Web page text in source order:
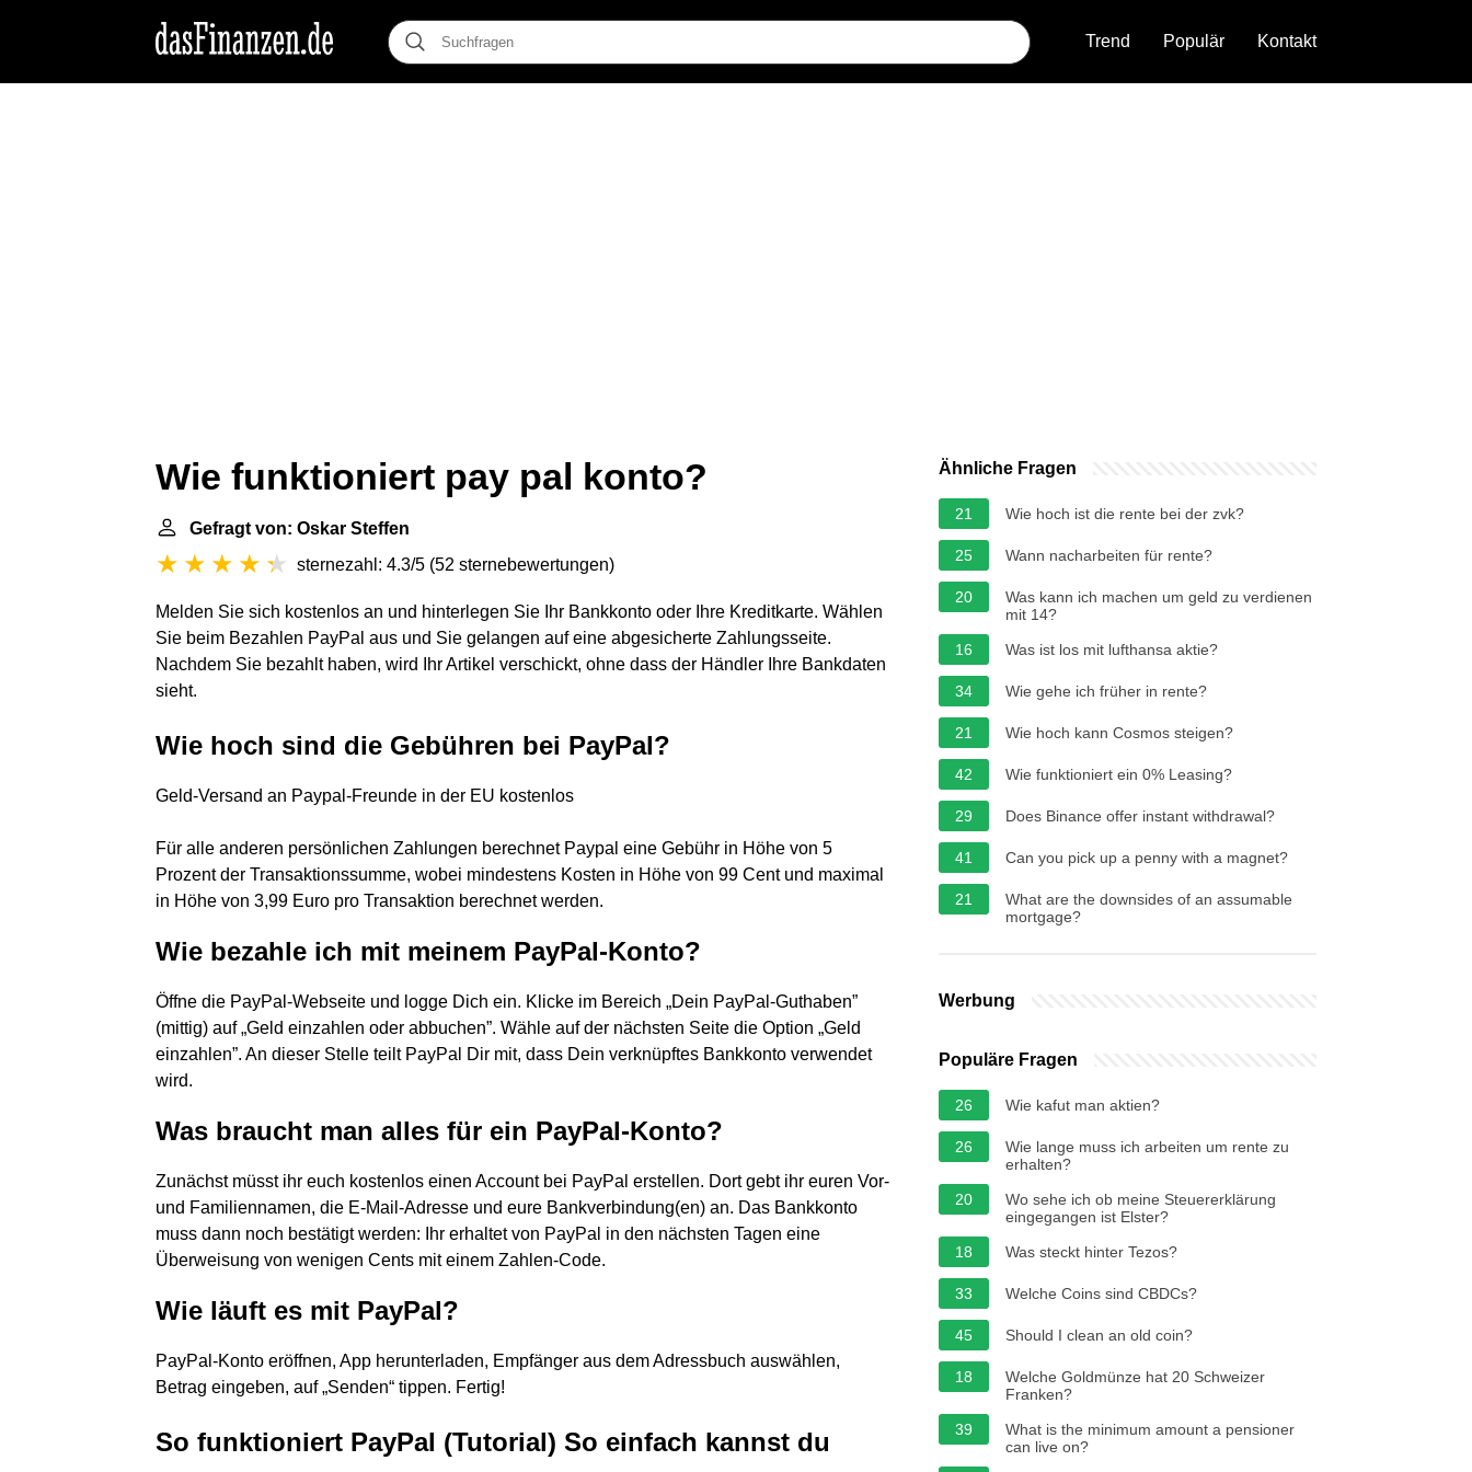
Trend Populär Kontakt
Wie funktioniert pay pal konto?
Gefragt von: Oskar Steffen
sternezahl: 4.3/5 (52 sternebewertungen)
Melden Sie sich kostenlos an und hinterlegen Sie Ihr Bankkonto oder Ihre Kreditkarte. Wählen
Sie beim Bezahlen PayPal aus und Sie gelangen auf eine abgesicherte Zahlungsseite.
Nachdem Sie bezahlt haben, wird Ihr Artikel verschickt, ohne dass der Händler Ihre Bankdaten
sieht.
Wie hoch sind die Gebühren bei PayPal?
Geld-Versand an Paypal-Freunde in der EU kostenlos
Für alle anderen persönlichen Zahlungen berechnet Paypal eine Gebühr in Höhe von 5
Prozent der Transaktionssumme, wobei mindestens Kosten in Höhe von 99 Cent und maximal
in Höhe von 3,99 Euro pro Transaktion berechnet werden.
Wie bezahle ich mit meinem PayPal-Konto?
Öffne die PayPal-Webseite und logge Dich ein. Klicke im Bereich „Dein PayPal-Guthaben”
(mittig) auf „Geld einzahlen oder abbuchen”. Wähle auf der nächsten Seite die Option „Geld
einzahlen”. An dieser Stelle teilt PayPal Dir mit, dass Dein verknüpftes Bankkonto verwendet
wird.
Was braucht man alles für ein PayPal-Konto?
Zunächst müsst ihr euch kostenlos einen Account bei PayPal erstellen. Dort gebt ihr euren Vor-
und Familiennamen, die E-Mail-Adresse und eure Bankverbindung(en) an. Das Bankkonto
muss dann noch bestätigt werden: Ihr erhaltet von PayPal in den nächsten Tagen eine
Überweisung von wenigen Cents mit einem Zahlen-Code.
Wie läuft es mit PayPal?
PayPal-Konto eröffnen, App herunterladen, Empfänger aus dem Adressbuch auswählen,
Betrag eingeben, auf „Senden“ tippen. Fertig!
So funktioniert PayPal (Tutorial) So einfach kannst du
Ähnliche Fragen
21 Wie hoch ist die rente bei der zvk?
25 Wann nacharbeiten für rente?
20
Was kann ich machen um geld zu verdienen
mit 14?
16
Was ist los mit lufthansa aktie?
34 Wie gehe ich früher in rente?
21 Wie hoch kann Cosmos steigen?
42 Wie funktioniert ein 0% Leasing?
29 Does Binance offer instant withdrawal?
41 Can you pick up a penny with a magnet?
21
What are the downsides of an assumable
mortgage?
Werbung
Populäre Fragen
26 Wie kafut man aktien?
26
Wie lange muss ich arbeiten um rente zu
erhalten?
20
Wo sehe ich ob meine Steuererklärung
eingegangen ist Elster?
18
Was steckt hinter Tezos?
33 Welche Coins sind CBDCs?
45 Should I clean an old coin?
18
Welche Goldmünze hat 20 Schweizer
Franken?
39
What is the minimum amount a pensioner
can live on?